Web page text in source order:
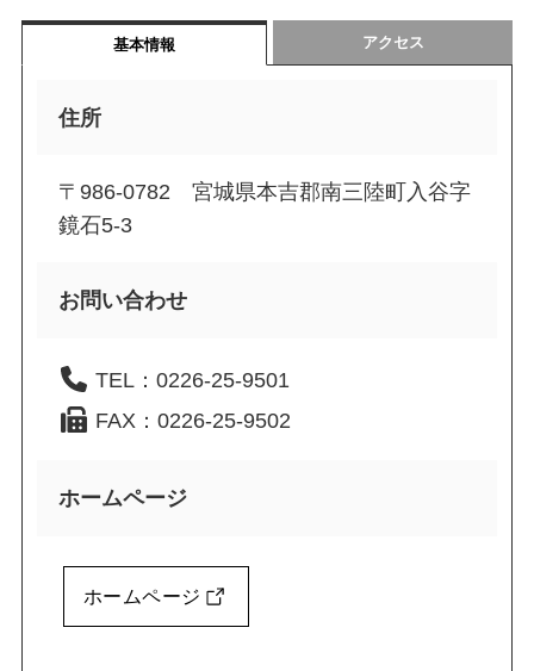
基本情報 アクセス
住所
〒986-0782 宮城県本吉郡南三陸町入谷字
鏡石5-3
お問い合わせ
TEL：0226-25-9501
FAX：0226-25-9502
ホームページ
ホームページ